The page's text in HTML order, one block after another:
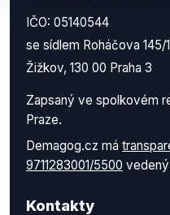
IČO: 05140544
se sídlem Roháčova 145/
Žižkov, 130 00 Praha 3
Zapsaný ve spolkovém
Praze.
Demagog.cz má
9711283001/5500 vedený
Kontakty